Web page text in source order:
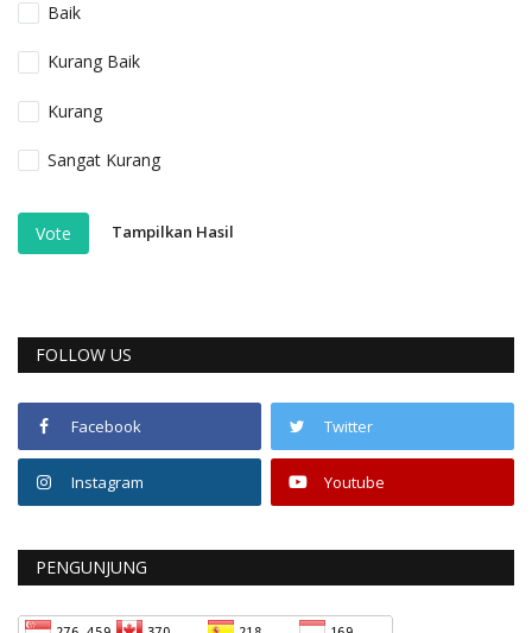
Baik
Kurang Baik
Kurang
Sangat Kurang
Vote Tampilkan Hasil
FOLLOW US
Facebook Twitter
Instagram Youtube
PENGUNJUNG